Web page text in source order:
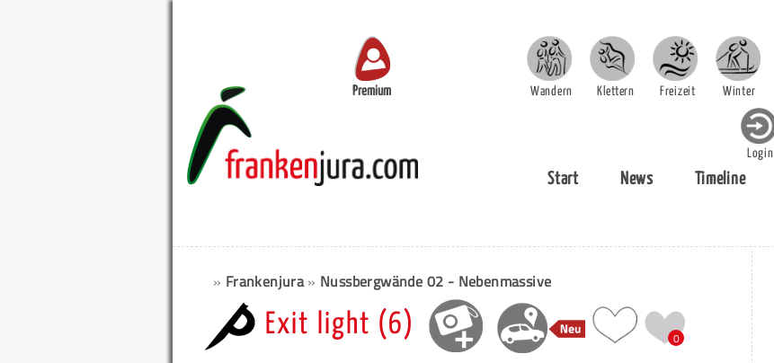
Premium Wandern Klettern Freizeit Winter
Login
Start News Timeline
» Frankenjura» Nussbergwände 02 - Nebenmassive
Exit light (6) 0